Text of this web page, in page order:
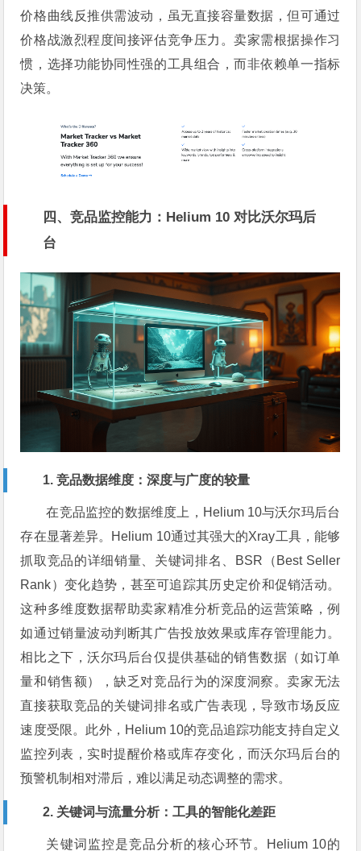
价格曲线反推供需波动，虽无直接容量数据，但可通过
价格战激烈程度间接评估竞争压力。卖家需根据操作习
惯，选择功能协同性强的工具组合，而非依赖单一指标
决策。
四、竞品监控能力：Helium 10 对比沃尔玛后
台
1. 竞品数据维度：深度与广度的较量
在竞品监控的数据维度上，Helium 10与沃尔玛后台
存在显著差异。Helium 10通过其强大的Xray工具，能够
抓取竞品的详细销量、关键词排名、BSR（Best Seller
Rank）变化趋势，甚至可追踪其历史定价和促销活动。
这种多维度数据帮助卖家精准分析竞品的运营策略，例
如通过销量波动判断其广告投放效果或库存管理能力。
相比之下，沃尔玛后台仅提供基础的销售数据（如订单
量和销售额），缺乏对竞品行为的深度洞察。卖家无法
直接获取竞品的关键词排名或广告表现，导致市场反应
速度受限。此外，Helium 10的竞品追踪功能支持自定义
监控列表，实时提醒价格或库存变化，而沃尔玛后台的
预警机制相对滞后，难以满足动态调整的需求。
2. 关键词与流量分析：工具的智能化差距
关键词监控是竞品分析的核心环节。Helium 10的